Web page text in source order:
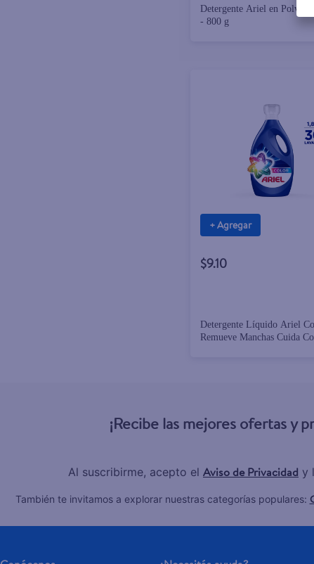
Detergente Ariel en Polvo
- 800 g
+ Agregar
$9.10
Detergente Líquido Ariel
Remueve Manchas Cuida
¡Recibe las mejores ofertas y
Al suscribirme, acepto el Aviso de Privacidad y
También te invitamos a explorar nuestras categorías populares: